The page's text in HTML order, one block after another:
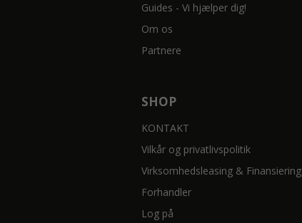
Guides - Vi hjælper dig!
Om os
Partnere
SHOP
KONTAKT
Vilkår og privatlivspolitik
Virksomhedsleasing & Finansiering
Forhandler
Log på